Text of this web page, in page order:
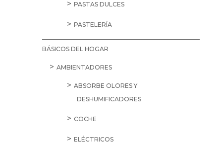
PASTAS DULCES
PASTELERÍA
BÁSICOS DEL HOGAR
AMBIENTADORES
ABSORBE OLORES Y
DESHUMIFICADORES
COCHE
ELÉCTRICOS